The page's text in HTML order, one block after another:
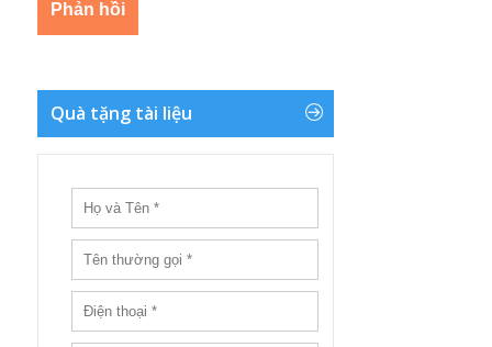
Quà tặng tài liệu